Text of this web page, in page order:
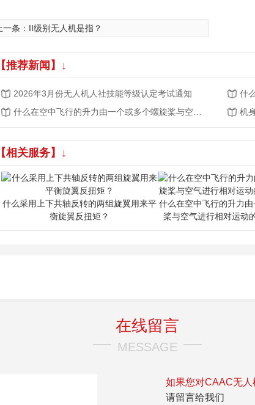
一条： II级别无人机是指？
【推荐新闻】↓
2026年3月份无人机人社技能等级认定考试通知
机
【相关服务】↓
什么采用上下共轴反转的两组旋翼用来平
衡旋翼反扭矩？
什么在空中飞行的升力
桨与空气进行相对运动
在线留言
MESSAGE
如果您对CAAC无人
请留言给我们